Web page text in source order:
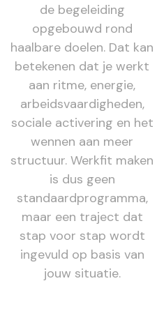
de begeleiding
opgebouwd rond
haalbare doelen. Dat kan
betekenen dat je werkt
aan ritme, energie,
arbeidsvaardigheden,
sociale activering en het
wennen aan meer
structuur. Werkfit maken
is dus geen
standaardprogramma,
maar een traject dat
stap voor stap wordt
ingevuld op basis van
jouw situatie.